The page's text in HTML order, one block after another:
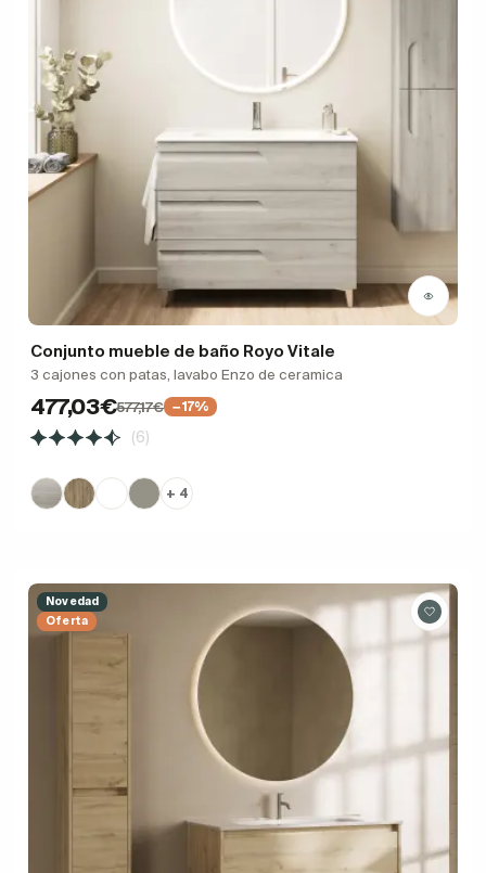
Conjunto mueble de baño Royo Vitale
3 cajones con patas, lavabo Enzo de ceramica
477,03€577,17€ −17%
(6)
+ 4
Novedad
Oferta